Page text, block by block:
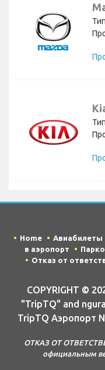
Home Авиабилеты
в аэропорт
Отказ от
COPYRIGHT ©
"TripTQ" and
TripTQ Аэропорт
ОТКАЗ ОТ
официальным